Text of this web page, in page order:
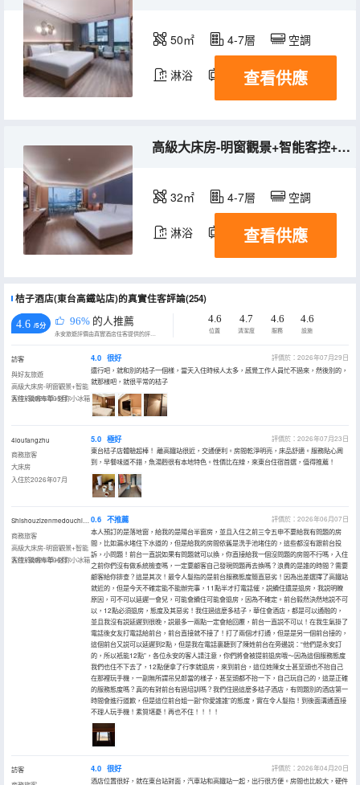
50㎡ 4-7層 空調
淋浴 電視機 冰箱
查看供應
高級大床房-明窗觀景+智能客控+親膚布草+迷你小冰箱
32㎡ 4-7層 空調
淋浴 電視機 冰箱
查看供應
桔子酒店(東台高鐵站店)的真實住客評論(254)
4.6 /5分 96% 的人推薦
永安旅遊評價由真實酒店住客提供的評價。
4.6
位置
4.7
清潔度
4.6
服務
4.6
設施
訪客
與好友旅遊
高級大床房-明窗觀景+智能
客控+親膚布草+迷你小冰箱
入住於2026年05月
4.0 很好
評價於：2026年07月29日
還行吧，就和別的桔子一個樣，當天入住時候人太多，感覺工作人員忙不過來，然後別的，
就那樣吧，就很平常的桔子
4loufangzhu
商務旅客
大床房
入住於2026年07月
5.0 極好
評價於：2026年07月23日
東台桔子店體驗超棒！ 離高鐵站很近，交通便利。房間乾淨明亮，床品舒適。服務貼心周
到，早餐味道不錯，魚湯麪很有本地特色。性價比在線，來東台住宿首選，值得推薦！
Shishouzizenmedouchibupang_
商務旅客
高級大床房-明窗觀景+智能
客控+親膚布草+迷你小冰箱
入住於2026年06月
0.6 不推薦
評價於：2026年06月07日
本人預訂的是落地窗，給我的是陽台半窗房，並且入住之前三令五申不要給我有問題的房
間，比如漏水堵住下水道的，但是給我的房間依舊是洗手池堵住的，這些都沒有跟前台投
訴，小問題！前台一直説如果有問題就可以換，你直接給我一個沒問題的房間不行嗎，入住
之前你們沒有做系統檢查嗎，一定要顧客自己發現問題再去換嗎？浪費的是誰的時間？需要
顧客給你排查？這是其次！最令人髮指的是前台服務態度簡直惡劣！因為出差選擇了高鐵站
就近的，但是今天不確定能不能辦完事，11點半才打電話催，説續住還是退房，我説明瞭
原因，可不可以延遲一會兒，可能會續住可能會退房，因為不確定。前台毅然決然地説不可
以，12點必須退房，態度及其惡劣！我住過這麼多桔子，華住會酒店，都是可以通融的，
並且我沒有説延遲到很晚，説最多一兩點一定會給回覆，前台一直説不可以！在我生氣掛了
電話後女友打電話給前台，前台直接就不接了！打了兩個才打通，但是是另一個前台接的，
這個前台又説可以延遲到2點，但是我在電話裏聽到了陳姓前台在旁邊説：“他們是永安訂
的，所以衹能12點”，各位永安的客人請注意，你們將會被提前退房哦～因為這個服務態度
我們也住不下去了，12點便拿了行李就退房，來到前台，這位姓陳女士甚至頭也不抬自己
在那裡玩手機，一副無所謂吊兒郎當的樣子，甚至頭都不抬一下，自己玩自己的，這是正確
的服務態度嗎？真的有對前台有過培訓嗎？我們住過這麼多桔子酒店，有問題別的酒店第一
時間會進行道歉，但是這位前台姐一副“你愛誰誰”的態度，實在令人髮指！到後面溝通直接
不理人玩手機！素質堪憂！再也不住！！！！
訪客
4.0 很好
評價於：2026年04月20日
酒店位置很好，就在東台站對面，汽車站和高鐵站一起，出行很方便。房間也比較大，硬件